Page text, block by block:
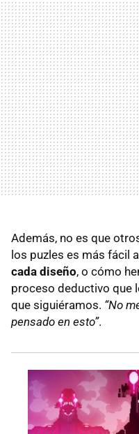
Además, no es que
los puzles es más fácil
cada diseño, o cómo
proceso deductivo que
que siguiéramos. “No
pensado en esto”.